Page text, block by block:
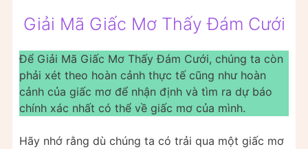
Giải Mã Giấc Mơ Thấy Đám Cưới
Để Giải Mã Giấc Mơ Thấy Đám Cưới, chúng ta còn
phải xét theo hoàn cảnh thực tế cũng như hoàn
cảnh của giấc mơ để nhận định và tìm ra dự báo
chính xác nhất có thể về giấc mơ của mình.
Hãy nhớ rằng dù chúng ta có trải qua một giấc mơ